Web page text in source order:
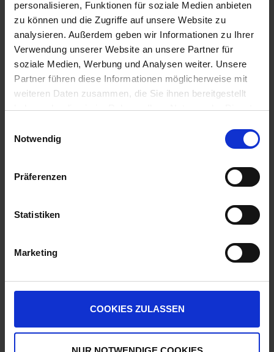
personalisieren, Funktionen für soziale Medien anbieten
zu können und die Zugriffe auf unsere Website zu
analysieren. Außerdem geben wir Informationen zu Ihrer
Verwendung unserer Website an unsere Partner für
soziale Medien, Werbung und Analysen weiter. Unsere
Partner führen diese Informationen möglicherweise mit
weiteren Daten zusammen, die Sie ihnen bereitgestellt
haben oder die sie im Rahmen Ihrer Nutzung der Dienste
Notwendig
Präferenzen
Statistiken
Marketing
COOKIES ZULASSEN
Anmelden für Ihren persönlichen Preis
107,31 € / St
107,31 € pro 1 Stück
Auf Lager
QTY_CONTROL_DECREASE
IN DEN WARENKORB
Herstellerinformationen (GPSR)
HARDI GmbH